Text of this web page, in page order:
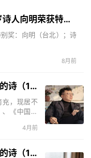
2025北京文艺网诗人奖：98岁诗人向明荣获特别奖，陈东东荣获诗人奖，茱萸荣获年度诗人奖！
奖：向明（台北）；诗
8月前
2025北京诗歌网年度诗选绝也的诗（15首）
，现居不
《中国诗
日子》、
下诗歌》
4月前
2025北京诗歌网年度诗选牧斯的诗（17首）